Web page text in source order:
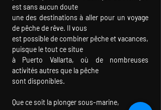
est sans aucun doute
une des destinations à aller pour un voyage
de pêche de rêve. Il vous
est possible de combiner pêche et vacances,
puisque le tout ce situe
à Puerto Vallarta, où de nombreuses
activités autres que la pêche
sont disponibles.
Que ce soit la plonger sous-marine,